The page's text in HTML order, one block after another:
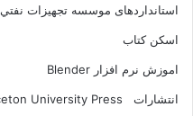
استانداردهای موسسه تجهيزات نفتي
اسکن کتاب
اموزش نرم افزار Blender
انتشارات Princeton University Press